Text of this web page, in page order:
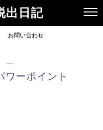
出日記
お問い合わせ
―
ワーポイント